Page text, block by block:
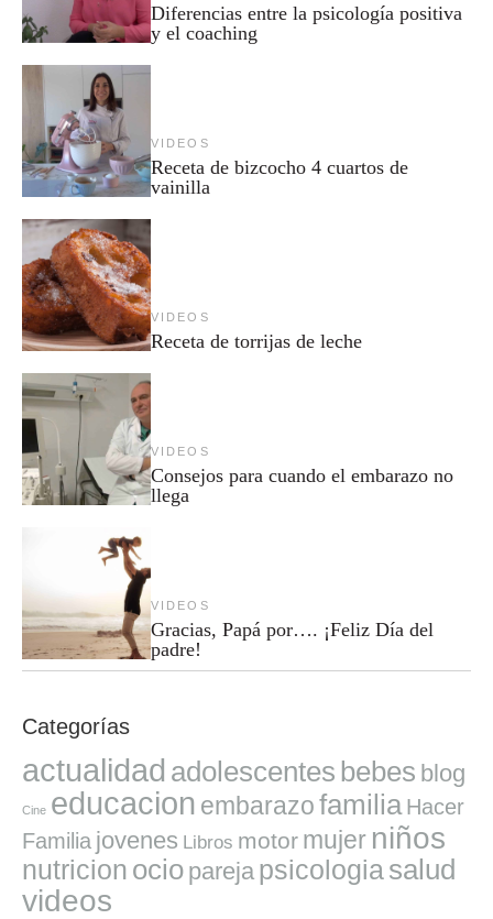
Diferencias entre la psicología positiva
y el coaching
VIDEOS
Receta de bizcocho 4 cuartos de
vainilla
VIDEOS
Receta de torrijas de leche
VIDEOS
Consejos para cuando el embarazo no
llega
VIDEOS
Gracias, Papá por…. ¡Feliz Día del
padre!
Categorías
actualidad adolescentes bebes blog
Cine educacion embarazofamilia Hacer
Familia jovenes Libros motor mujer niños
nutricion ocio pareja psicologiasalud
videos